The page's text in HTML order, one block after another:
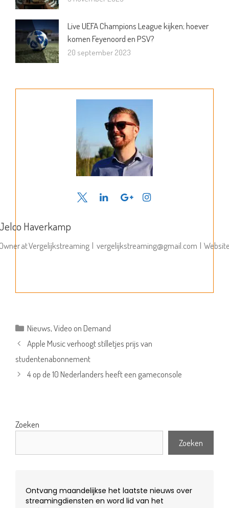
Live UEFA Champions League kijken; hoever
komen Feyenoord en PSV?
20 september 2023
Haverkamp
atVergelijkstreaming | vergelijkstreaming@gmail.com |
Categorieën
Nieuws,Video on Demand
Apple Music verhoogt stilletjes prijs van
studentenabonnement
4 op de 10 Nederlanders heeft een gameconsole
Zoeken
Zoeken
Ontvang maandelijkse het laatste nieuws over
streamingdiensten en word lid van het